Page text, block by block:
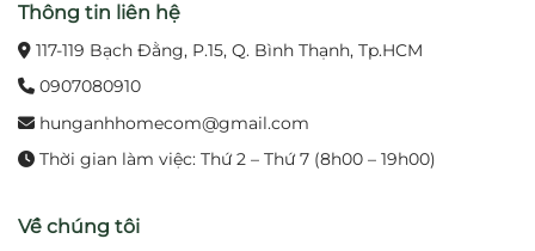
Thông tin liên hệ
117-119 Bạch Đằng, P.15, Q. Bình Thạnh, Tp.HCM
0907080910
hunganhhomecom@gmail.com
Thời gian làm việc: Thứ 2 – Thứ 7 (8h00 – 19h00)
Về chúng tôi